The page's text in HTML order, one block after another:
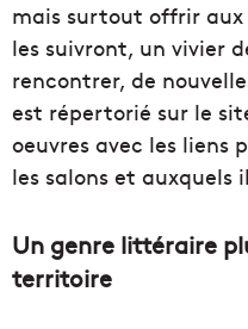
mais surtout offrir aux
les suivront, un vivier
rencontrer, de
est répertorié sur le
oeuvres avec les liens
les salons et
Un genre littéraire
territoire